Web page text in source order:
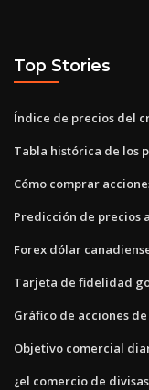
Top Stories
Índice de precios del
Tabla histórica de los
Cómo comprar
Predicción de precios
Forex dólar
Tarjeta de fidelidad
Gráfico de acciones
Objetivo comercial
¿el comercio de divisas